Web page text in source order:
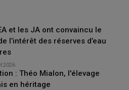
et les JA ont convaincu le
l’intérêt des réserves d’eau
2026
: Théo Mialon, l'élevage
en héritage